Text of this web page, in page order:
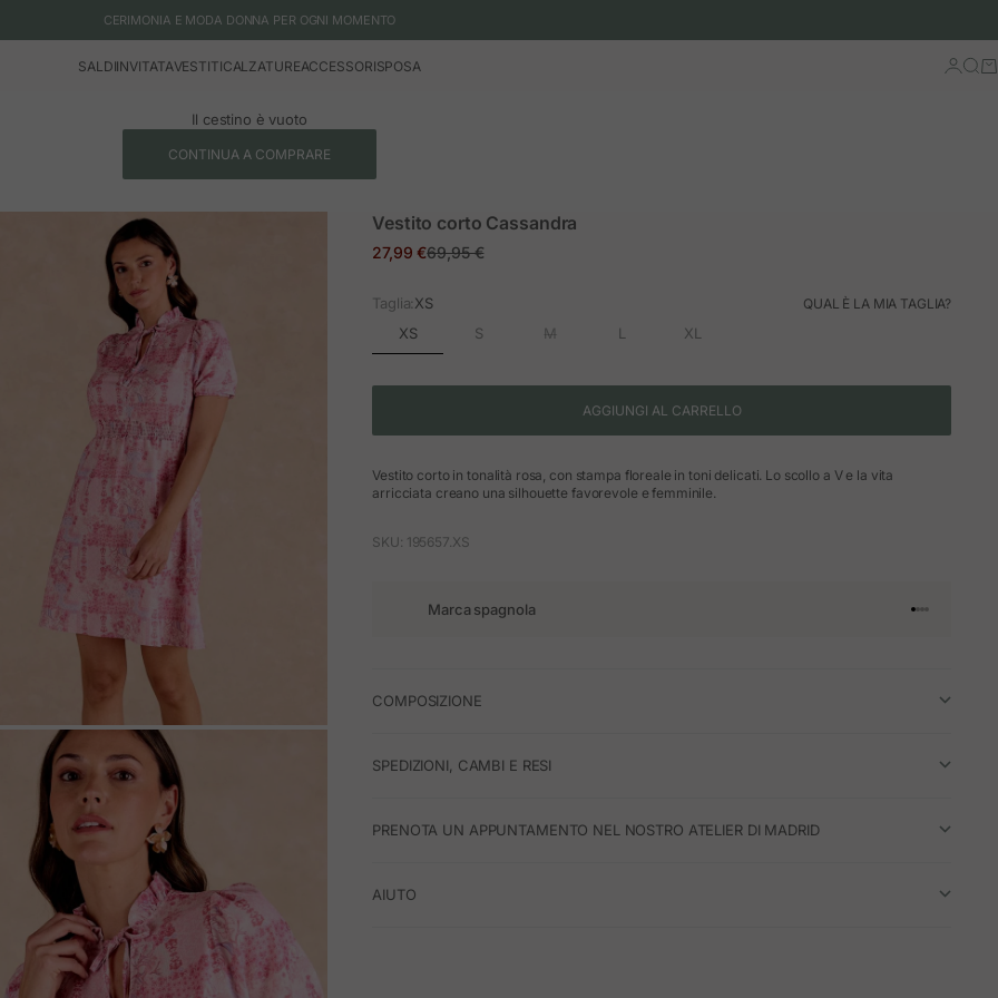
CERIMONIA E MODA DONNA PER OGNI MOMENTO
SALDIINVITATAVESTITICALZATUREACCESSORISPOSA Accedi
Il cestino è vuoto
CONTINUA A COMPRARE
Vestito corto Cassandra
Prezzo in offerta
27,99 €Prezzo normale
69,95 €
Taglia:XS QUAL È LA MIA TAGLIA?
XS S M L XL
AGGIUNGI AL CARRELLO
Vestito corto in tonalità rosa, con stampa floreale in toni delicati. Lo scollo a V e la vita
arricciata creano una silhouette favorevole e femminile.
SKU: 195657.XS
Marca spagnola Vai
Vai
Vai
Vai
COMPOSIZIONE
SPEDIZIONI, CAMBI E RESI
PRENOTA UN APPUNTAMENTO NEL NOSTRO ATELIER DI MADRID
AIUTO